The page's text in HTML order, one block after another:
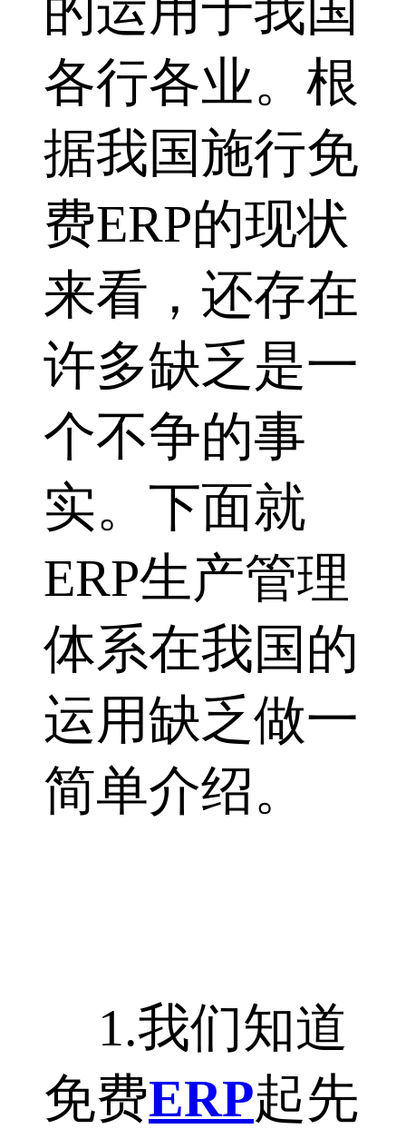
各行各业。根
据我国施行免
费ERP的现状
来看，还存在
许多缺乏是一
个不争的事
实。下面就
ERP生产管理
体系在我国的
运用缺乏做一
简单介绍。
1.我们知道
免费ERP起先